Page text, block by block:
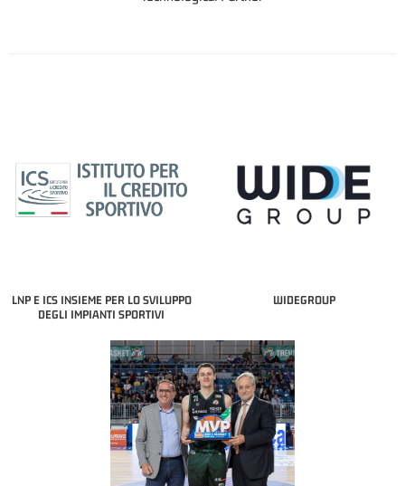
LNP E ICS INSIEME PER LO SVILUPPO
DEGLI IMPIANTI SPORTIVI
WIDEGROUP